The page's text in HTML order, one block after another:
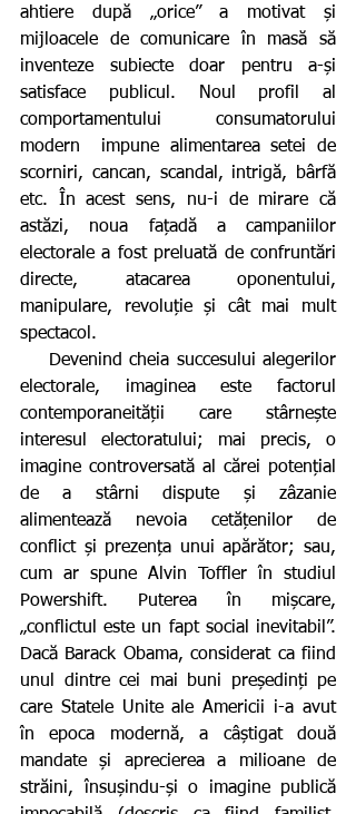
ahtiere după „orice” a motivat și
mijloacele de comunicare în masă să
inventeze subiecte doar pentru a-și
satisface publicul. Noul profil al
comportamentului consumatorului
modern  impune alimentarea setei de
scorniri, cancan, scandal, intrigă, bârfă
etc. În acest sens, nu-i de mirare că
astăzi, noua fațadă a campaniilor
electorale a fost preluată de confruntări
directe, atacarea oponentului,
manipulare, revoluție și cât mai mult
spectacol.
electorale, imaginea este factorul
contemporaneității care stârnește
interesul electoratului; mai precis, o
imagine controversată al cărei potențial
de a stârni dispute și zâzanie
alimentează nevoia cetățenilor de
conflict și prezența unui apărător; sau,
cum ar spune Alvin Toffler în studiul
Powershift. Puterea în mișcare,
„conflictul este un fapt social inevitabil”.
Dacă Barack Obama, considerat ca fiind
unul dintre cei mai buni președinți pe
care Statele Unite ale Americii i-a avut
în epoca modernă, a câștigat două
mandate și aprecierea a milioane de
străini, însușindu-și o imagine publică